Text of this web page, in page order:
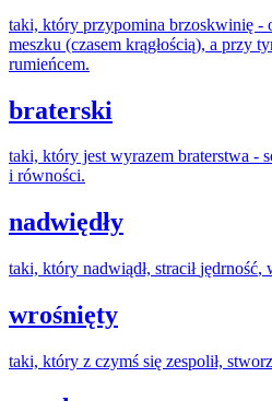
taki, który przypomina brzoskwinię -
meszku (czasem krągłością), a przy
rumieńcem.
braterski
taki, który jest wyrazem braterstwa -
i równości.
nadwiędły
taki, który nadwiądł, straciłjędrność,
wrośnięty
taki, który z czymś się zespolił,